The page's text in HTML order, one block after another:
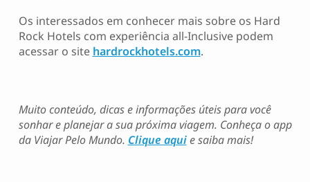
Os interessados em conhecer mais sobre os Hard
Rock Hotels com experiência all-Inclusive podem
acessar o site hardrockhotels.com.
Muito conteúdo, dicas e informações úteis para você
sonhar e planejar a sua próxima viagem. Conheça o app
da Viajar Pelo Mundo. Clique aquie saiba mais!